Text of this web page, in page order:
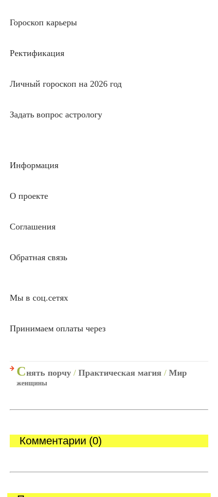
Гороскоп карьеры
Ректификация
Личный гороскоп на 2026 год
Задать вопрос астрологу
Информация
О проекте
Соглашения
Обратная связь
Мы в соц.сетях
Принимаем оплаты через
Снять порчу / Практическая магия / Мир
женщины
Комментарии (0)